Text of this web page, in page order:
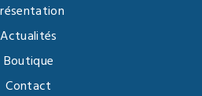
Actualités
Boutique
Contact